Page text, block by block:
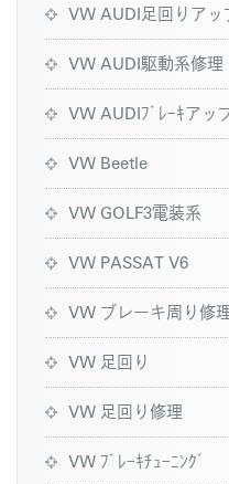
VW AUDI足回りアッ
VW AUDI駆動系修理
VW AUDIﾌﾞﾚｰｷアッ
VW Beetle
VW GOLF3電装系
VW PASSAT V6
VW ブレーキ周り修
VW 足回り
VW 足回り修理
VW ﾌﾞﾚｰｷﾁｭｰﾆﾝｸﾞ